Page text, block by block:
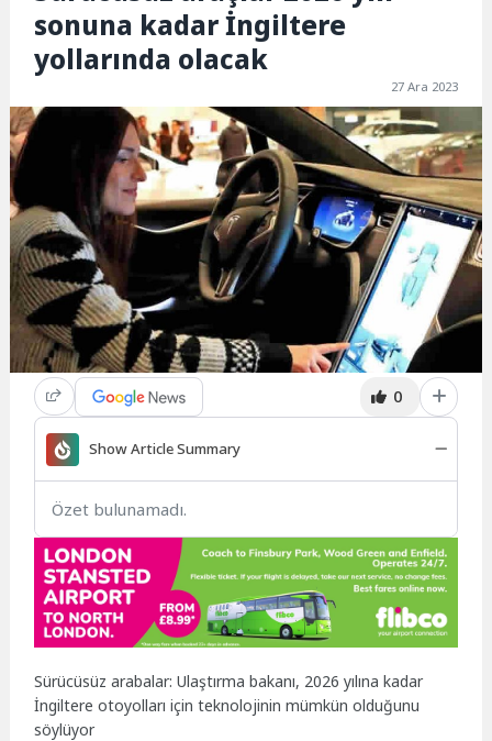
sonuna kadar İngiltere
yollarında olacak
27 Ara 2023
0
Show Article Summary
Özet bulunamadı.
Sürücüsüz arabalar: Ulaştırma bakanı, 2026 yılına kadar
İngiltere otoyolları için teknolojinin mümkün olduğunu
söylüyor